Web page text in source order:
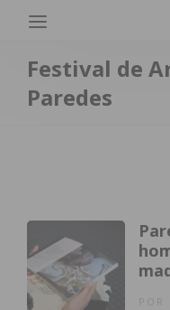
Festival de
Paredes